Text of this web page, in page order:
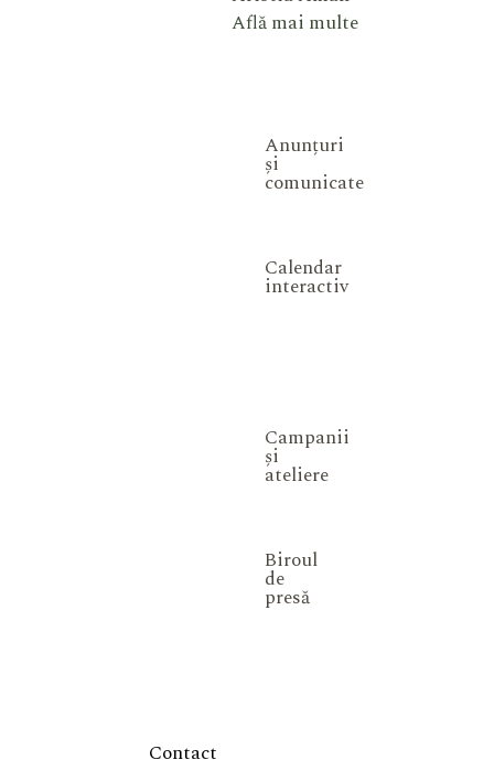
Află mai multe
Anunțuri
și
comunicate
Calendar
interactiv
Campanii
și
ateliere
Biroul
de
presă
Contact